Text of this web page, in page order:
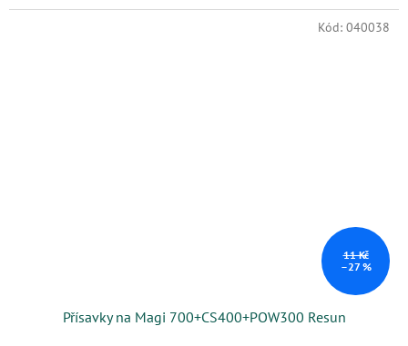
11 Kč
–27 %
Přísavky na Magi 700+CS400+POW300 Resun
Kód: 040038